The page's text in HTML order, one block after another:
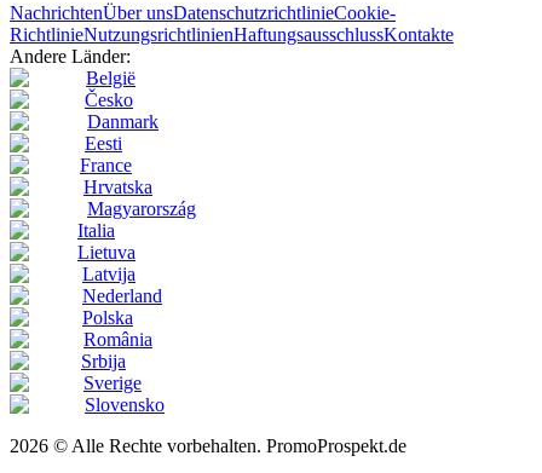
NachrichtenÜber unsDatenschutzrichtlinieCookie-
RichtlinieNutzungsrichtlinienHaftungsausschlussKontakte
Andere Länder:
België
Česko
Danmark
Eesti
France
Hrvatska
Magyarország
Italia
Lietuva
Latvija
Nederland
Polska
România
Srbija
Sverige
Slovensko
2026 © Alle Rechte vorbehalten. PromoProspekt.de